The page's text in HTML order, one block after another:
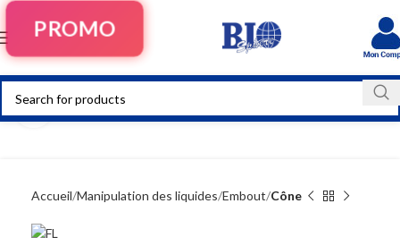
PROMO
Click to enlarge
Accueil Manipulation des liquides Embout Cône